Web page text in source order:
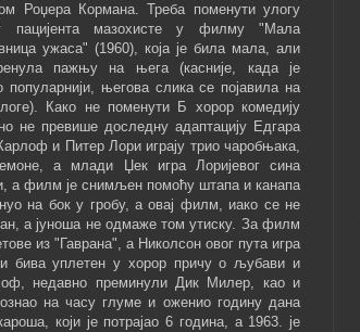
Роџера Кормана. Треба поменути улогу
пацијента мазохисте у филму "Мала
ужаса" (1960), која је била мала, али
пажњу на њега (касније, када је
популарнији, његова слика се појавила на
Како не поменути Б хорор комедију
не превише доследну адаптацију Едгара
и Питер Лори играју трио чаробњака,
а млади Џек игра Лоријевог сина
а филм је снимљен помоћу штапа и канапа
на бок у гробу, а овај филм, иако се не
а јуноша не одмаже том утиску. За филм
из "Гаврана", а Николсон овог пута игра
бива уплетен у хорор причу о љубави и
недавно преминули Дик Милер, као и
на часу глуме и оженио годину дана
који је потрајао 6 година, а 1963. је